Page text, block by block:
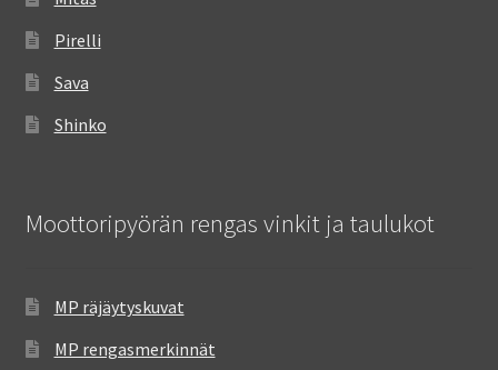
Pirelli
Sava
Shinko
Moottoripyörän rengas vinkit ja taulukot
MP räjäytyskuvat
MP rengasmerkinnät